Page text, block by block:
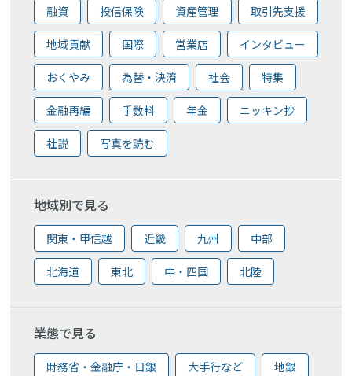
融資 投信保険 資産管理 取引先支援
地域貢献 国際 営業店 インタビュー
おくやみ 為替・決済 社会 特集
金融再編 手数料 年金 ニッキン抄
社説 写真を読む
地域別で見る
関東・甲信越 近畿 九州 中部
北海道 東北 中・四国 北陸
業態で見る
財務省・金融庁・日銀 大手行など 地銀